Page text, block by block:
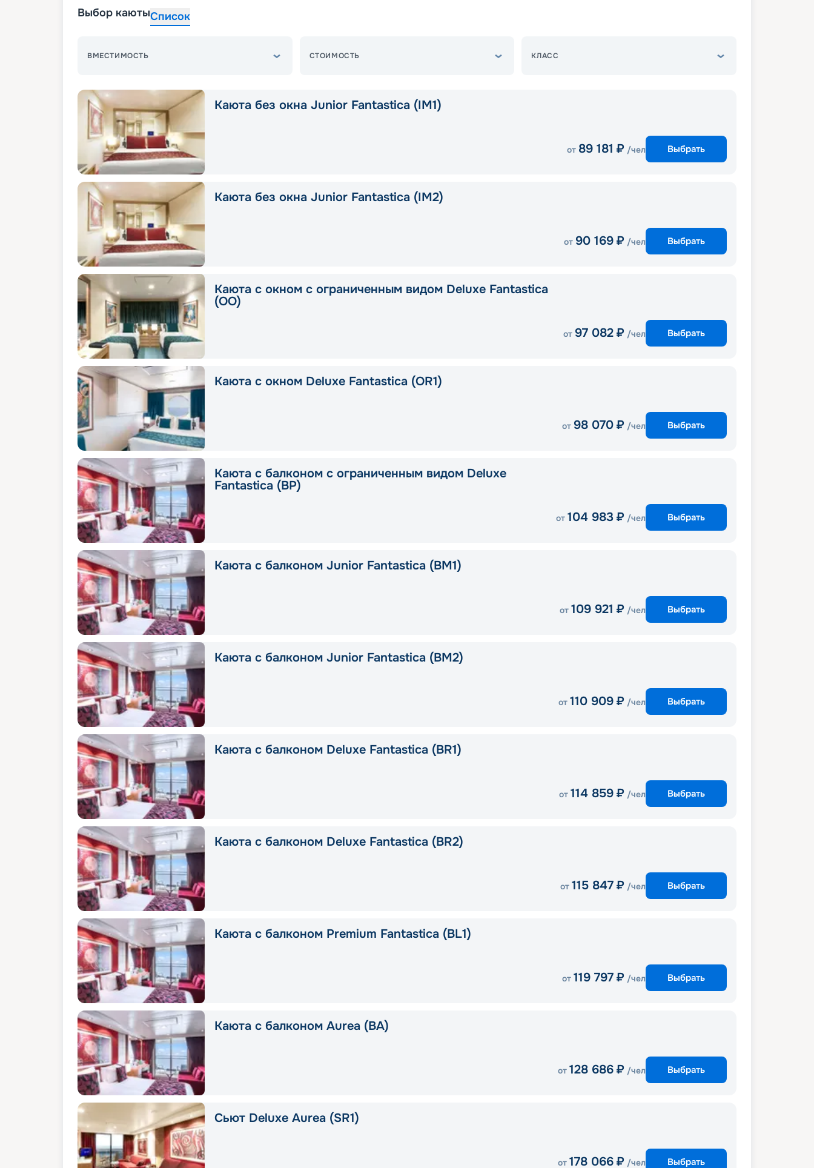
Выбор каютыСписок
ВМЕСТИМОСТЬ СТОИМОСТЬ КЛАСС
Каюта без окна Junior Fantastica (IM1)
от 89 181 ₽ /чел Выбрать
Каюта без окна Junior Fantastica (IM2)
от 90 169 ₽ /чел Выбрать
Каюта с окном с ограниченным видом Deluxe Fantastica
(OO)
от 97 082 ₽ /чел Выбрать
Каюта с окном Deluxe Fantastica (OR1)
от 98 070 ₽ /чел Выбрать
Каюта с балконом с ограниченным видом Deluxe
Fantastica (BP)
от 104 983 ₽ /чел Выбрать
Каюта с балконом Junior Fantastica (BM1)
от 109 921 ₽ /чел Выбрать
Каюта с балконом Junior Fantastica (BM2)
от 110 909 ₽ /чел Выбрать
Каюта с балконом Deluxe Fantastica (BR1)
от 114 859 ₽ /чел Выбрать
Каюта с балконом Deluxe Fantastica (BR2)
от 115 847 ₽ /чел Выбрать
Каюта с балконом Premium Fantastica (BL1)
от 119 797 ₽ /чел Выбрать
Каюта с балконом Aurea (BA)
от 128 686 ₽ /чел Выбрать
Сьют Deluxe Aurea (SR1)
от 178 066 ₽ /чел Выбрать